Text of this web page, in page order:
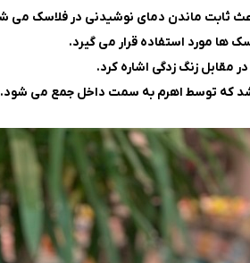
ها مورد استفاده قرار می گیرد.
مقابل زنگ زدگی اشاره کرد.
که توسط اهرم به سمت داخل جمع می شود.